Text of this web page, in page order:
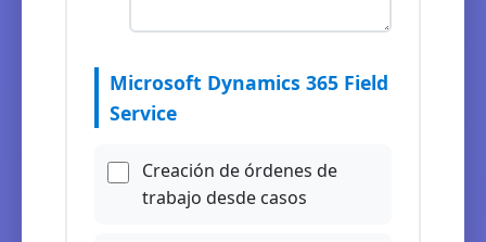
Microsoft Dynamics 365 Field
Service
Creación de órdenes de
trabajo desde casos